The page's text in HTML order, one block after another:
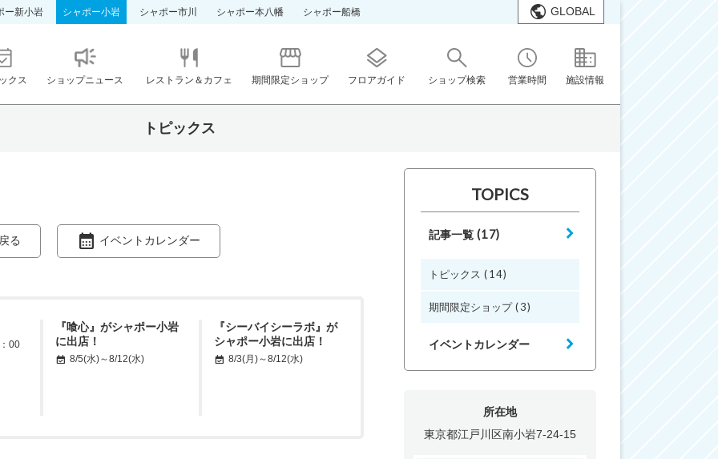
ー新小岩 シャポー小岩 シャポー市川 シャポー本八幡 シャポー船橋 GLOBAL
クス ショップニュース レストラン＆カフェ 期間限定ショップ フロアガイド ショップ検索 営業時間 施設情報
トピックス
る イベントカレンダー
00
『喰心』がシャポー小岩
に出店！
8/5(水)～8/12(水)
『シーバイシーラボ』が
シャポー小岩に出店！
8/3(月)～8/12(水)
TOPICS
記事一覧 (17)
トピックス (14)
期間限定ショップ(3)
イベントカレンダー
所在地
東京都江戸川区南小岩7-24-15